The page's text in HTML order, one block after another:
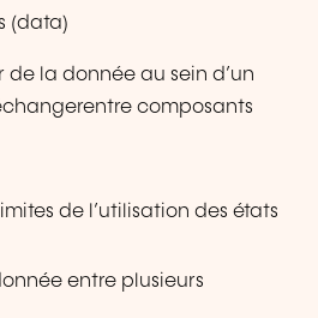
(data)
la donnée au sein d’un
composants
de l’utilisation des états
entre plusieurs